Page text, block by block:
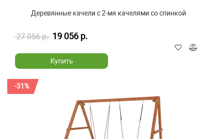
Деревянные качели с 2-мя качелями со спинкой
27 056 р. 19 056 р.
Купить
-31%